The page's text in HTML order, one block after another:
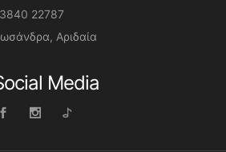
22787
Αριδαία
Media